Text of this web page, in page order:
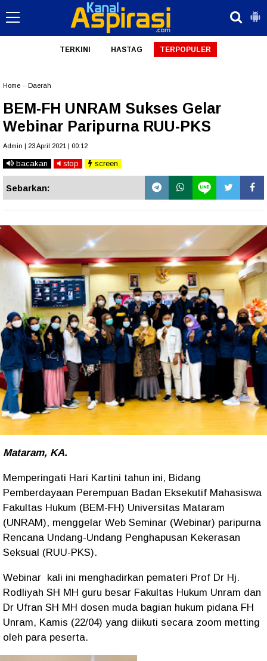
TERKINI HASTAG TERPOPULER
Home Daerah
BEM-FH UNRAM Sukses Gelar
Webinar Paripurna RUU-PKS
Admin | 23 April 2021 | 00:12
bacakan stop screen
Sebarkan:
Mataram, KA.
Memperingati Hari Kartini tahun ini, Bidang
Pemberdayaan Perempuan Badan Eksekutif Mahasiswa
Fakultas Hukum (BEM-FH) Universitas Mataram
(UNRAM), menggelar Web Seminar (Webinar) paripurna
Rencana Undang-Undang Penghapusan Kekerasan
Seksual (RUU-PKS).
Webinar kali ini menghadirkan pemateri Prof Dr Hj.
Rodliyah SH MH guru besar Fakultas Hukum Unram dan
Dr Ufran SH MH dosen muda bagian hukum pidana FH
Unram, Kamis (22/04) yang diikuti secara zoom metting
oleh para peserta.